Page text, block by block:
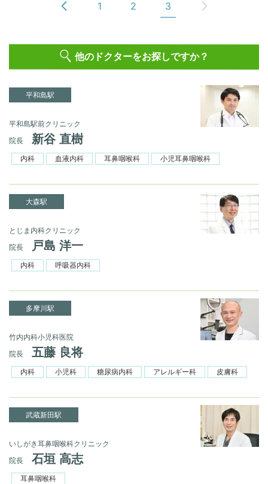
1 2 3
他のドクターをお探しですか？
平和島駅
平和島駅前クリニック
院長
新谷 直樹
内科 血液内科 耳鼻咽喉科 小児耳鼻咽喉科
大森駅
とじま内科クリニック
院長
戸島 洋一
内科 呼吸器内科
多摩川駅
竹内内科小児科医院
院長
五藤 良将
内科 小児科 糖尿病内科 アレルギー科 皮膚科
武蔵新田駅
いしがき耳鼻咽喉科クリニック
院長
石垣 高志
耳鼻咽喉科